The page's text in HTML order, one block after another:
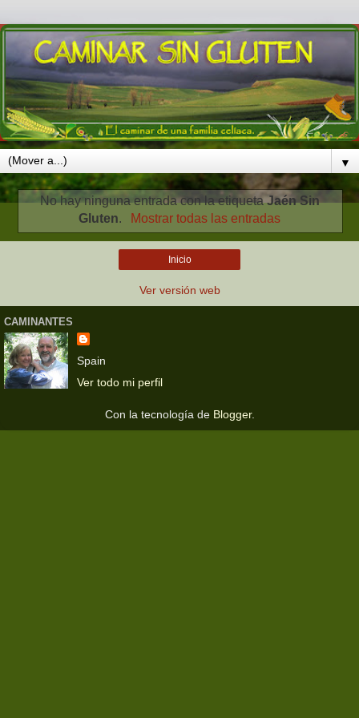
▼
No hay ninguna entrada con la etiquetaJaén Sin
Gluten. Mostrar todas las entradas
Inicio
Ver versión web
CAMINANTES
Spain
Ver todo mi perfil
Con la tecnología de Blogger.